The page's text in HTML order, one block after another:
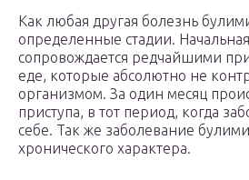
Как любая другая болезнь
определенные стадии.
сопровождается редчайшими
еде, которые абсолютно не
организмом. За один месяц
приступа, в тот период, когда
себе. Так же заболевание
хронического характера.